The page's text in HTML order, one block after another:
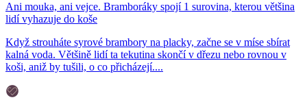
Ani mouka, ani vejce. Bramboráky spojí 1 surovina, kterou většina
lidí vyhazuje do koše
Když strouháte syrové brambory na placky, začne se v míse sbírat
kalná voda. Většině lidí ta tekutina skončí v dřezu nebo rovnou v
koši, aniž by tušili, o co přicházejí....